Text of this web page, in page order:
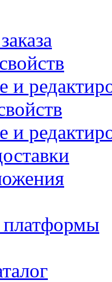
и
и
платформы